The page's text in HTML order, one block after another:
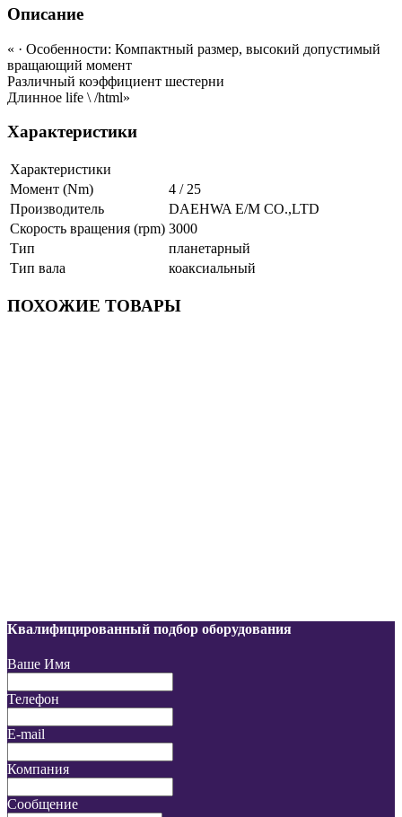
Описание
« · Особенности: Компактный размер, высокий допустимый
вращающий момент
Различный коэффициент шестерни
Длинное life \ /html»
Характеристики
Характеристики
Момент (Nm)
4 / 25
Производитель
DAEHWA E/M CO.,LTD
Скорость вращения (rpm) 3000
Тип
планетарный
Тип вала
коаксиальный
ПОХОЖИЕ ТОВАРЫ
Квалифицированный подбор оборудования
Ваше Имя
Телефон
E-mail
Компания
Сообщение